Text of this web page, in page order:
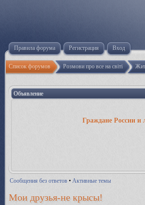
Правила форума Регистрация Вход
Список форумов Розмови про все на світі
Объявление
Граждане России и
Сообщения без ответов • Активные темы
Мои друзья-не крысы!